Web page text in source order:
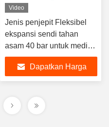
Video
Jenis penjepit Fleksibel
ekspansi sendi tahan
asam 40 bar untuk media
ganda
Dapatkan Harga